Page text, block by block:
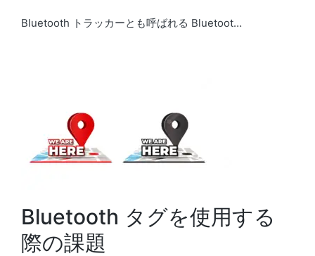
Bluetooth トラッカーとも呼ばれる Bluetoot…
Bluetooth タグを使用する
際の課題